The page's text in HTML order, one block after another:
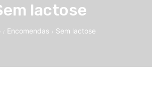
lactose
/ Encomendas / Sem lactose